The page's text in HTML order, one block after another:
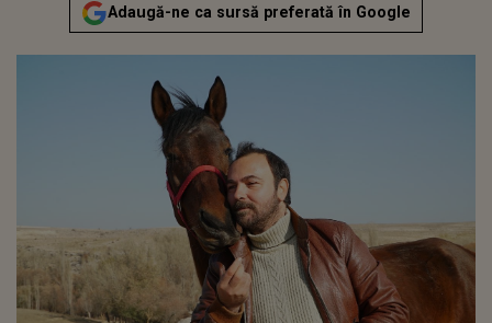
Adaugă-ne ca sursă preferată în Google